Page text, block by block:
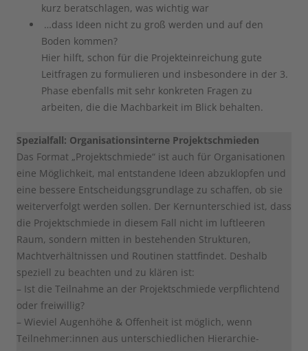
kurz beratschlagen, was wichtig war
…dass Ideen nicht zu groß werden und auf den
Boden kommen?
Hier hilft, schon für die Projekteinreichung gute
Leitfragen zu formulieren und insbesondere in der 3.
Phase ebenfalls mit sehr konkreten Fragen zu
arbeiten, die die Machbarkeit im Blick behalten.
Spezialfall: Organisationsinterne Projektschmieden
Das Format „Projektschmiede“ ist auch für Organisationen
eine Möglichkeit, mal entstandene Ideen abzuklopfen und
eine bessere Entscheidungsgrundlage zu schaffen, ob sie
weiterverfolgt werden sollen. Der Kernunterschied ist, dass
die Projektschmiede in diesem Fall nicht im luftleeren
Raum, sondern mitten in bestehenden Strukturen,
Machtverhältnissen und Routinen stattfindet. Deshalb
speziell zu beachten und zu klären ist:
– Ist die Teilnahme an der Projektschmiede verpflichtend
oder freiwillig?
– Wieviel Augenhöhe & Offenheit ist möglich, wenn
Teilnehmer:innen aus unterschiedlichen Hierarchie-